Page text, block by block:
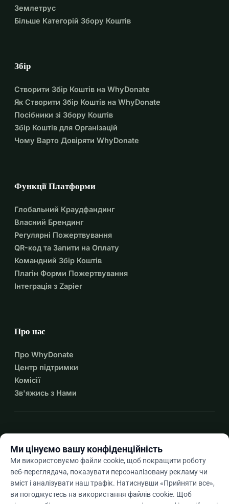
Землетрус
Більше Категорій Збору Коштів
Збір
Створити Збір Коштів на WhyDonate
Як Створити Збір Коштів на WhyDonate
Посібники зі Збору Коштів
Збір Коштів для Організацій
Чому Варто Довіряти WhyDonate
Функції Платформи
Глобальний Краудфандинг
Власний Брендинг
Регулярні Пожертвування
QR-код та Запити на Оплату
Командний Збір Коштів
Плагін Форми Пожертвування
Інтеграція з Zapier
Про нас
Про WhyDonate
Центр підтримки
Комісії
Зв'яжись з Нами
Ukarrow_drop_down
Ми цінуємо вашу конфіденційність
Ми використовуємо файли cookie, щоб покращити роботу
веб-переглядача, показувати персоналізовану рекламу чи
вміст і аналізувати наш трафік. Натиснувши «Прийняти все»,
ви погоджуєтесь на використання файлів cookie. Щоб